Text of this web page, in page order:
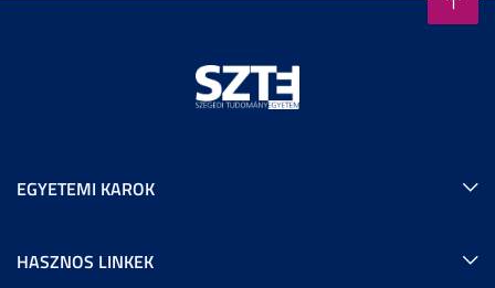
EGYETEMI KAROK
HASZNOS LINKEK